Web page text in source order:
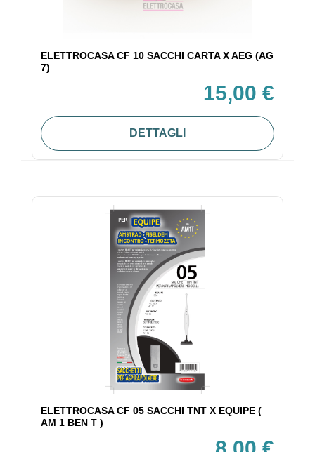
ELETTROCASA CF 10 SACCHI CARTA X AEG (AG
7)
15,00 €
DETTAGLI
ELETTROCASA CF 05 SACCHI TNT X EQUIPE (
AM 1 BEN T )